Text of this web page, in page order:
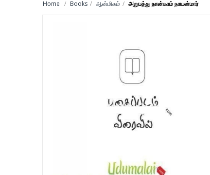
Home Books ஆன்மிகம் அறுபத்து நான்காம் நாயன்மார்